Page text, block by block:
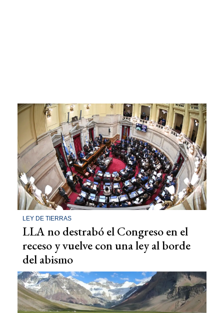
LEY DE TIERRAS
LLA no destrabó el Congreso en el
receso y vuelve con una ley al borde
del abismo